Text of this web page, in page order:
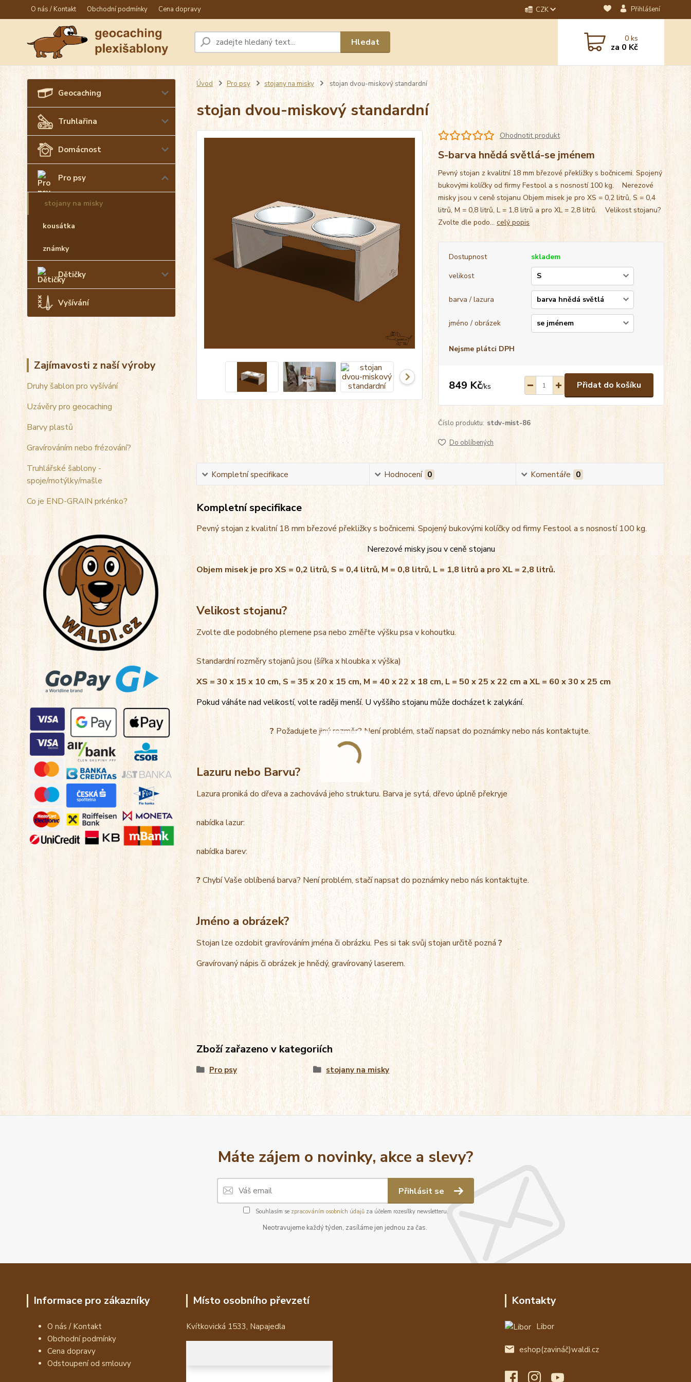
O nás / Kontakt Obchodní podmínky Cena dopravy CZK Přihlášení
Hledat 0ks
za 0 Kč
Geocaching
Truhlařina
Domácnost
Pro psy
stojany na misky
kousátka
známky
Dětičky
Vyšívání
Zajímavosti z naší výroby
Druhy šablon pro vyšívání
Uzávěry pro geocaching
Barvy plastů
Gravírováním nebo frézování?
Truhlářské šablony -
spoje/motýlky/mašle
Co je END-GRAIN prkénko?
Úvod Pro psy stojany na misky stojan dvou-miskový standardní
stojan dvou-miskový standardní
Ohodnotit produkt
S-barva hnědá světlá-se jménem
Pevný stojan z kvalitní 18 mm březové překližky s bočnicemi. Spojený
bukovými kolíčky od firmy Festool a s nosností 100 kg. Nerezové
misky jsou v ceně stojanu Objem misek je pro XS = 0,2 litrů, S = 0,4
litrů, M = 0,8 litrů, L = 1,8 litrů a pro XL = 2,8 litrů. Velikost stojanu?
Zvolte dle podo... celý popis
Dostupnost
skladem
velikost
barva / lazura
jméno / obrázek
Nejsme plátci DPH
849 Kč/ks Přidat do košíku
Číslo produktu: stdv-mist-86
Do oblíbených
Kompletní specifikace Hodnocení 0 Komentáře 0
Kompletní specifikace
Pevný stojan z kvalitní 18 mm březové překližky s bočnicemi. Spojený bukovými kolíčky od firmy Festool a s nosností 100 kg.
Nerezové misky jsou v ceně stojanu
Objem misek je pro XS = 0,2 litrů, S = 0,4 litrů, M = 0,8 litrů, L = 1,8 litrů a pro XL = 2,8 litrů.
Velikost stojanu?
Zvolte dle podobného plemene psa nebo změřte výšku psa v kohoutku.
Standardní rozměry stojanů jsou (šířka x hloubka x výška)
XS = 30 x 15 x 10 cm, S = 35 x 20 x 15 cm, M = 40 x 22 x 18 cm, L = 50 x 25 x 22 cm a XL = 60 x 30 x 25 cm
Pokud váháte nad velikostí, volte raději menší. U vyššího stojanu může docházet k zalykání.
? Požadujete jiný rozměr? Není problém, stačí napsat do poznámky nebo nás kontaktujte.
Lazuru nebo Barvu?
Lazura proniká do dřeva a zachovává jeho strukturu. Barva je sytá, dřevo úplně překryje
nabídka lazur:
nabídka barev:
? Chybí Vaše oblíbená barva? Není problém, stačí napsat do poznámky nebo nás kontaktujte.
Jméno a obrázek?
Stojan lze ozdobit gravírováním jména či obrázku. Pes si tak svůj stojan určitě pozná?
Gravírovaný nápis či obrázek je hnědý, gravírovaný laserem.
Zboží zařazeno v kategoriích
Pro psy stojany na misky
Máte zájem o novinky, akce a slevy?
Přihlásit se
Souhlasím se zpracováním osobních údajůza účelem rozesílky newsletteru.
Neotravujeme každý týden, zasíláme jen jednou za čas.
Informace pro zákazníky
O nás / Kontakt
Obchodní podmínky
Cena dopravy
Odstoupení od smlouvy
Místo osobního převzetí
Kvítkovická 1533, Napajedla
Kontakty
Libor
eshop(zavináč)waldi.cz